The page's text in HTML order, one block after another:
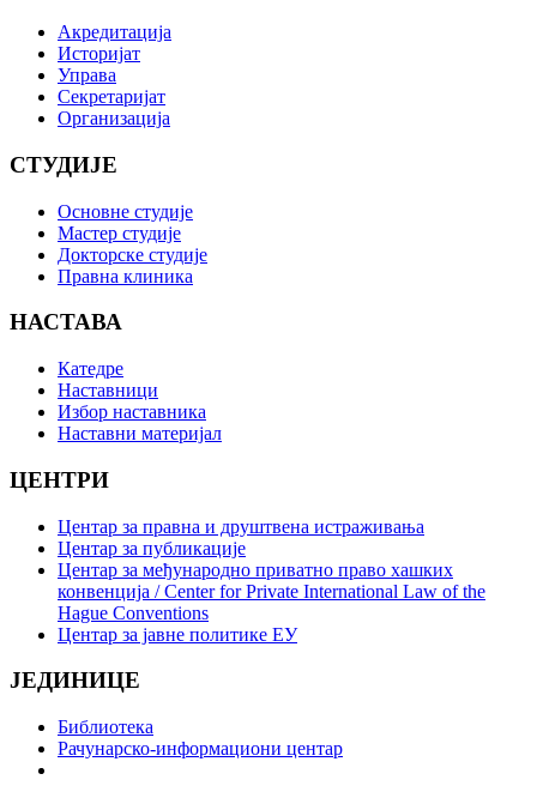
Акредитација
Историјат
Управа
Секретаријат
Организација
СТУДИЈЕ
Основне студије
Мастер студије
Докторске студије
Правна клиника
НАСТАВА
Катедре
Наставници
Избор наставника
Наставни материјал
ЦЕНТРИ
Центар за правна и друштвена истраживања
Центар за публикације
Центар за међународно приватно право хашких
конвенција / Center for Private International Law of the
Hague Conventions
Центар за јавне политике ЕУ
ЈЕДИНИЦЕ
Библиотека
Рачунарско-информациони центар